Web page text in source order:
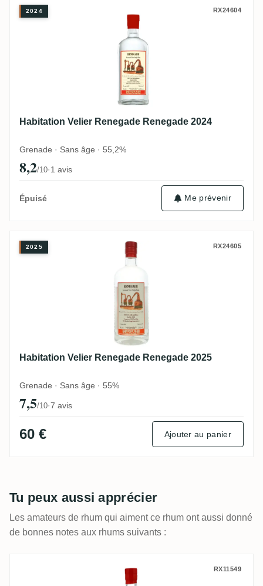
Habitation Velier Renegade Renegade
2024 RX24604
Habitation Velier Renegade Renegade 2024
Grenade · Sans âge · 55,2%
8,2/10·1 avis
Épuisé Me prévenir
Habitation Velier Renegade Renegade
2025 RX24605
Habitation Velier Renegade Renegade 2025
Grenade · Sans âge · 55%
7,5/10·7 avis
60 € Ajouter au panier
Tu peux aussi apprécier
Les amateurs de rhum qui aiment ce rhum ont aussi donné
de bonnes notes aux rhums suivants :
Habitation Velier Foursquare LFT White
RX11549